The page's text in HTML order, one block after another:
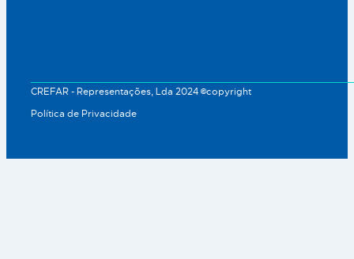
CREFAR - Representações, Lda 2024 ©copyright
Política de Privacidade